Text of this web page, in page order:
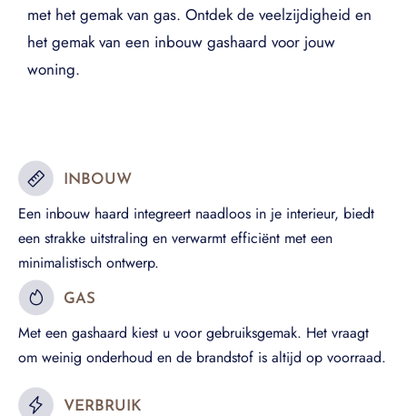
met het gemak van gas. Ontdek de veelzijdigheid en
het gemak van een inbouw gashaard voor jouw
woning.
INBOUW
Een inbouw haard integreert naadloos in je interieur, biedt
een strakke uitstraling en verwarmt efficiënt met een
minimalistisch ontwerp.
GAS
Met een gashaard kiest u voor gebruiksgemak. Het vraagt
om weinig onderhoud en de brandstof is altijd op voorraad.
VERBRUIK